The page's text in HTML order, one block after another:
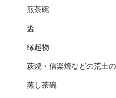
煎茶碗
盃
縁起物
萩焼・信楽焼などの荒土
蒸し茶碗